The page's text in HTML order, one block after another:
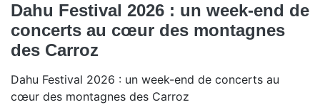
Dahu Festival 2026 : un week-end de
concerts au cœur des montagnes
des Carroz
Dahu Festival 2026 : un week-end de concerts au
cœur des montagnes des Carroz